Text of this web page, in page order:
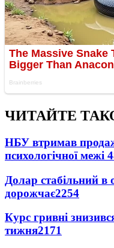
ЧИТАЙТЕ
НБУ втримав
психологічної межі
Долар стабільний в
дорожчає2254
Курс гривні
тижня2171